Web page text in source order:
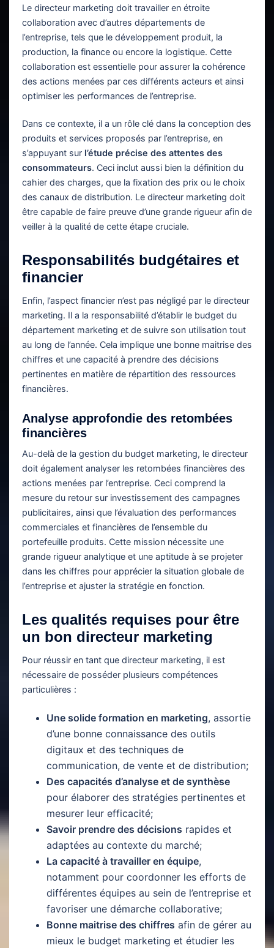
Le directeur marketing doit travailler en étroite
collaboration avec d’autres départements de
l’entreprise, tels que le développement produit, la
production, la finance ou encore la logistique. Cette
collaboration est essentielle pour assurer la cohérence
des actions menées par ces différents acteurs et ainsi
optimiser les performances de l’entreprise.
Dans ce contexte, il a un rôle clé dans la conception des
produits et services proposés par l’entreprise, en
s’appuyant sur l’étude précise des attentes des
consommateurs. Ceci inclut aussi bien la définition du
cahier des charges, que la fixation des prix ou le choix
des canaux de distribution. Le directeur marketing doit
être capable de faire preuve d’une grande rigueur afin de
veiller à la qualité de cette étape cruciale.
Responsabilités budgétaires et
financier
Enfin, l’aspect financier n’est pas négligé par le directeur
marketing. Il a la responsabilité d’établir le budget du
département marketing et de suivre son utilisation tout
au long de l’année. Cela implique une bonne maitrise des
chiffres et une capacité à prendre des décisions
pertinentes en matière de répartition des ressources
financières.
Analyse approfondie des retombées
financières
Au-delà de la gestion du budget marketing, le directeur
doit également analyser les retombées financières des
actions menées par l’entreprise. Ceci comprend la
mesure du retour sur investissement des campagnes
publicitaires, ainsi que l’évaluation des performances
commerciales et financières de l’ensemble du
portefeuille produits. Cette mission nécessite une
grande rigueur analytique et une aptitude à se projeter
dans les chiffres pour apprécier la situation globale de
l’entreprise et ajuster la stratégie en fonction.
Les qualités requises pour être
un bon directeur marketing
Pour réussir en tant que directeur marketing, il est
nécessaire de posséder plusieurs compétences
particulières :
Une solide formation en marketing, assortie
d’une bonne connaissance des outils
digitaux et des techniques de
communication, de vente et de distribution;
Des capacités d’analyse et de synthèse
pour élaborer des stratégies pertinentes et
mesurer leur efficacité;
Savoir prendre des décisions rapides et
adaptées au contexte du marché;
La capacité à travailler en équipe,
notamment pour coordonner les efforts de
différentes équipes au sein de l’entreprise et
favoriser une démarche collaborative;
Bonne maitrise des chiffres afin de gérer au
mieux le budget marketing et étudier les